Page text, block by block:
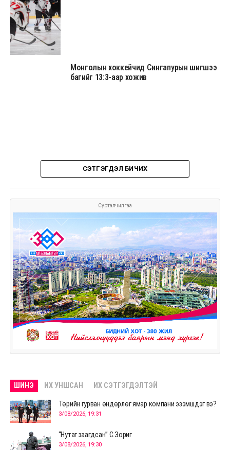
Монголын хоккейчид Сингапурын шигшээ
багийг 13:3-аар хожив
СЭТГЭГДЭЛ БИЧИХ
Сурталчилгаа
ШИНЭ ИХ УНШСАН ИХ СЭТГЭГДЭЛТЭЙ
Төрийн гурван өндөрлөг ямар компани эзэмшдэг вэ?
3/08/2026, 19:31
“Нутаг заагдсан” С.Зориг
3/08/2026, 19:30